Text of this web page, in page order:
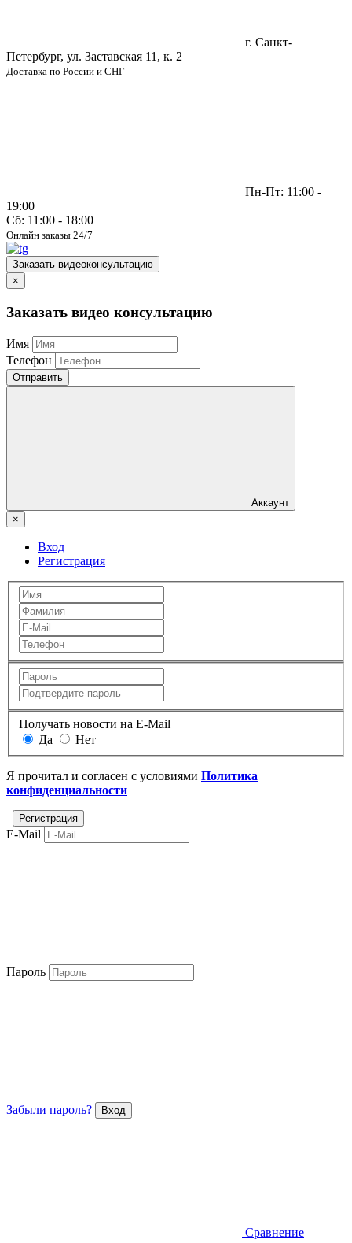
г. Санкт-
Петербург, ул. Заставская 11, к. 2
Доставка по России и СНГ
Пн-Пт: 11:00 -
19:00
Сб: 11:00 - 18:00
Онлайн заказы 24/7
Заказать видеоконсультацию
×
Заказать видео консультацию
Имя
Телефон
Отправить
Аккаунт
×
Вход
Регистрация
Получать новости на E-Mail
Да
Нет
Я прочитал и согласен с условиями Политика
конфиденциальности
E-Mail
Пароль
Забыли пароль?
Сравнение